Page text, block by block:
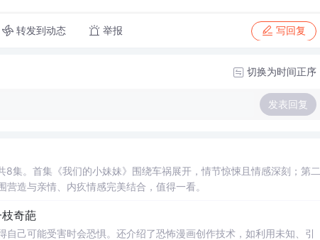
转发到动态 举报 写回复
切换为时间正序
发表回复
8集。首集《我们的小妹妹》围绕车祸展开，情节惊悚且情感深刻；第二
造与亲情、内疚情感完美结合，值得一看。
奇葩
己可能受害时会恐惧。还介绍了恐怖漫画创作技术，如利用未知、引